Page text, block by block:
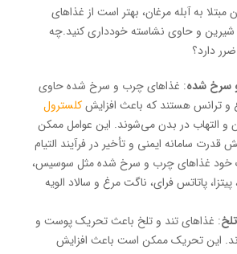
مبتلا به آبله مرغان، بهتر است از غذاهای
شیرین و حاوی نشاسته خودداری کنید.چه
دارد؟
سرخ شده: غذاهای چرب و سرخ شده حاوی
و ترانس هستند که باعث افزایشکلسترول
و التهاب در بدن می‌شوند. این عوامل ممکن
سامانه ایمنی و تأخیر در فرآیند التیام
خود غذاهای چرب و سرخ شده مثل سوسیس،
پیتزا، پاتاتس فرای، ناگت مرغ و سالاد الویه
: غذاهای تند و تلخ باعث تحریک پوست و
این تحریک ممکن است باعث افزایش